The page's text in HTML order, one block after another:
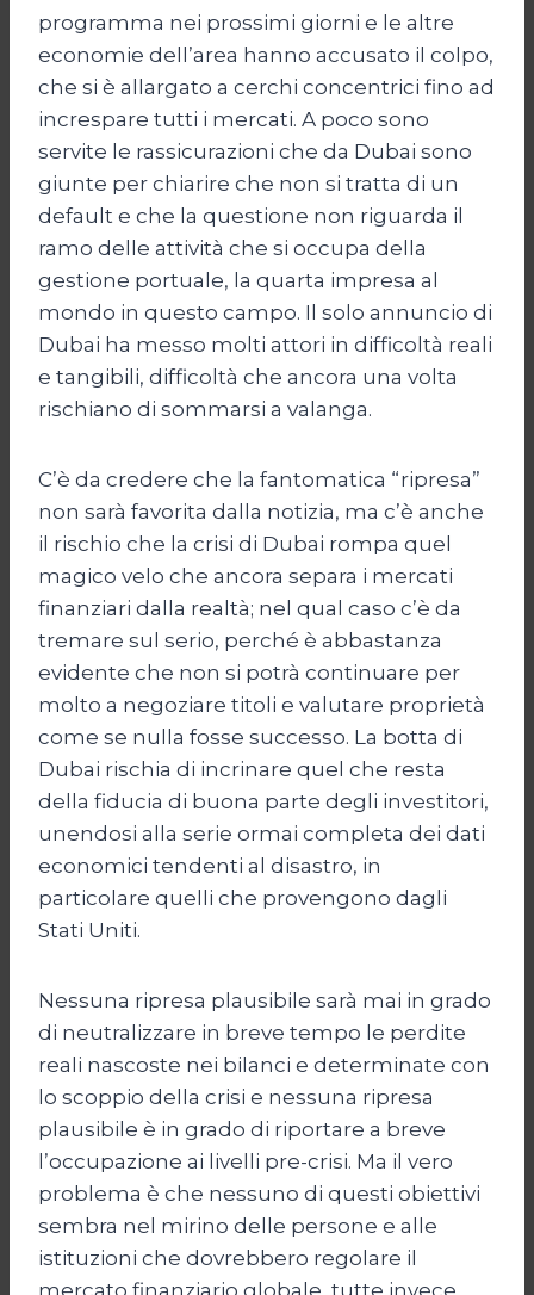
programma nei prossimi giorni e le altre
economie dell’area hanno accusato il colpo,
che si è allargato a cerchi concentrici fino ad
increspare tutti i mercati. A poco sono
servite le rassicurazioni che da Dubai sono
giunte per chiarire che non si tratta di un
default e che la questione non riguarda il
ramo delle attività che si occupa della
gestione portuale, la quarta impresa al
mondo in questo campo. Il solo annuncio di
Dubai ha messo molti attori in difficoltà reali
e tangibili, difficoltà che ancora una volta
rischiano di sommarsi a valanga.
C’è da credere che la fantomatica “ripresa”
non sarà favorita dalla notizia, ma c’è anche
il rischio che la crisi di Dubai rompa quel
magico velo che ancora separa i mercati
finanziari dalla realtà; nel qual caso c’è da
tremare sul serio, perché è abbastanza
evidente che non si potrà continuare per
molto a negoziare titoli e valutare proprietà
come se nulla fosse successo. La botta di
Dubai rischia di incrinare quel che resta
della fiducia di buona parte degli investitori,
unendosi alla serie ormai completa dei dati
economici tendenti al disastro, in
particolare quelli che provengono dagli
Stati Uniti.
Nessuna ripresa plausibile sarà mai in grado
di neutralizzare in breve tempo le perdite
reali nascoste nei bilanci e determinate con
lo scoppio della crisi e nessuna ripresa
plausibile è in grado di riportare a breve
l’occupazione ai livelli pre-crisi. Ma il vero
problema è che nessuno di questi obiettivi
sembra nel mirino delle persone e alle
istituzioni che dovrebbero regolare il
mercato finanziario globale, tutte invece